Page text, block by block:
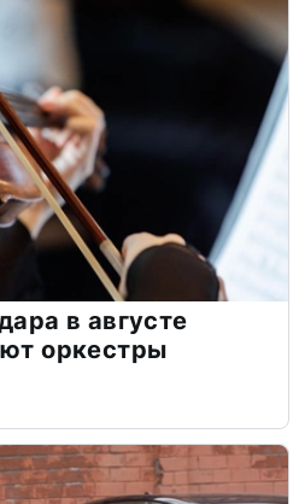
в августе
оркестры